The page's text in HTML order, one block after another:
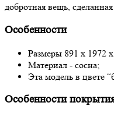
добротная вещь,
Особенности
Размеры 891 х 1972
Материал - сосна;
Эта модель в цвете
Особенности